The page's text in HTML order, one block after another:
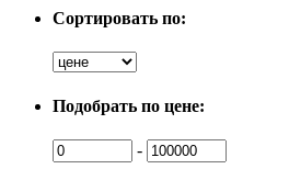
Сортировать по:
Подобрать по цене:
-